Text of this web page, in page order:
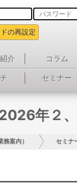
の再設定
介 コラム
セミナー
2026年２
案内） セミナ